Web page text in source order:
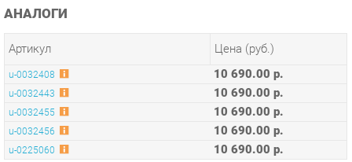
u-0032408
u-0032455 10 690.00 р.
u-0032456 10 690.00 р.
u-0225060 10 690.00 р.
ТЭГИ
СТОЛЫ IMAGO